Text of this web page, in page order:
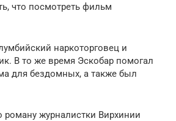
что посмотреть фильм
наркоторговец и
В то же время Эскобар помогал
для бездомных, а также был
роману журналистки Вирхинии